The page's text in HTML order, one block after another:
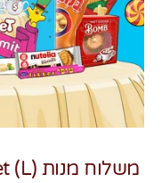
צרו קשר
משלוח מנות danielle amit X sweetweet (L)